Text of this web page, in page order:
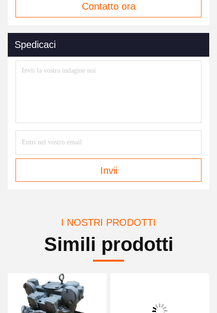
Contatto ora
Spedicaci
Invii
I NOSTRI PRODOTTI
Simili prodotti